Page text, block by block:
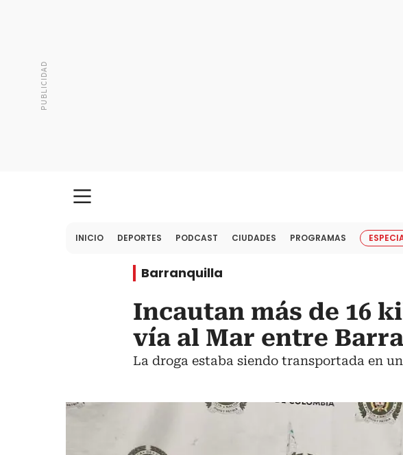
INICIO DEPORTES PODCAST CIUDADES PROGRAMAS
Barranquilla
Incautan más de 16
vía al Mar entre
La droga estaba siendo transportada en